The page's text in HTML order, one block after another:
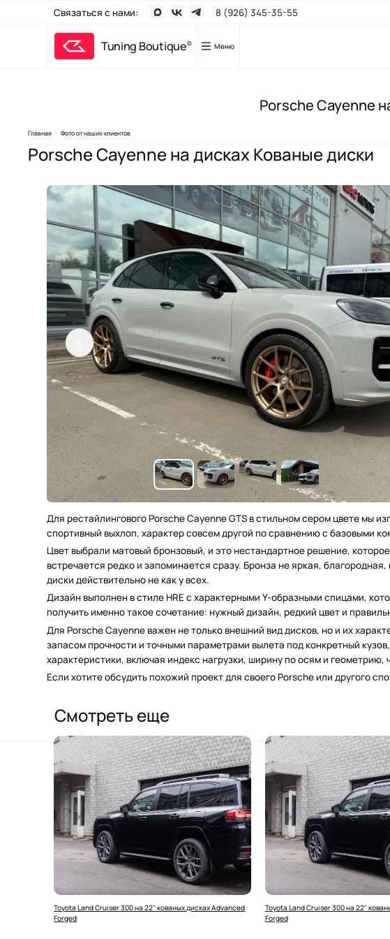
Связаться с нами: 8 (926) 345-35-55
Tuning Boutique© Меню
Брендовые литые диски
Кованые диски в оригинальных
Диски для квадроциклов
Шины
Производство дисков
Porsche Cayenne
Главная Фото от наших клиентов
Porsche Cayenneна дискахКованые диски
Для рестайлингового Porsche Cayenne GTS в стильном сером цвете мы
спортивный выхлоп, характер совсем другой по сравнению с базовыми
Цвет выбрали матовый бронзовый, и это нестандартное решение,
встречается редко и запоминается сразу. Бронза не яркая,
диски действительно не как у всех.
Дизайн выполнен в стиле HRE с характерными Y-образными спицами,
получить именно такое сочетание: нужный дизайн, редкий цвет и
Для Porsche Cayenne важен не только внешний вид дисков, но и их
запасом прочности и точными параметрами вылета под конкретный
характеристики, включая индекс нагрузки, ширину по осям и
Если хотите обсудить похожий проект для своего Porsche или другого
Смотреть еще
Toyota Land Cruiser 300 на 22" кованых дисках Advanced
Forged
Toyota Land Cruiser 300 на 22"
Forged